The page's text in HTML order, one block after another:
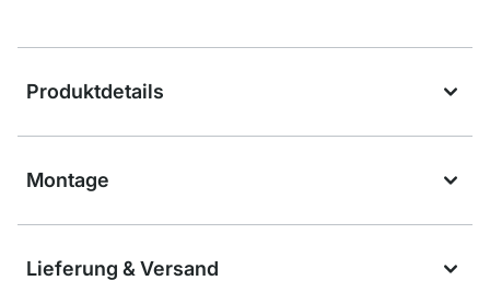
Produktdetails
Montage
Lieferung & Versand